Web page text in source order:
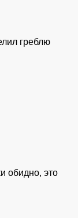
греблю
обидно, это